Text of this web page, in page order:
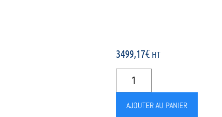
3499,17€ HT
AJOUTER AU PANIER